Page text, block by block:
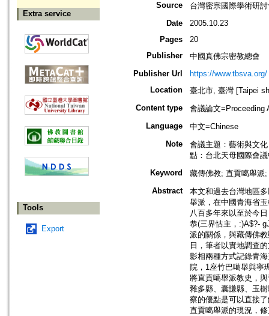
Extra service
Tools
Export
Source
台灣密宗國際學術研
Date
2005.10.23
Pages
20
Publisher
中國真佛宗密教總會
Publisher Url
https://www.tbsva.org/
Location
臺北市, 臺灣 [Taipei
Content type
會議論文=Proceeding
Language
中文=Chinese
Note
會議主題：藝術與文
點：台北天母國際會
Keyword
藏傳佛教; 直貢噶舉派
Abstract
本文和過去台灣地區
舉派，在中國青海省
八百多年來以至於今
恭(三界怙主，:)A$?-
派的關係，與藏傳佛
日，筆者以實地調查
影相兩種方式記錄青
院，1座竹巴噶舉與寧
將直貢噶舉派教史，
雜多縣、囊謙縣、玉
察的優點是可以直接
直貢噶舉派的現況，